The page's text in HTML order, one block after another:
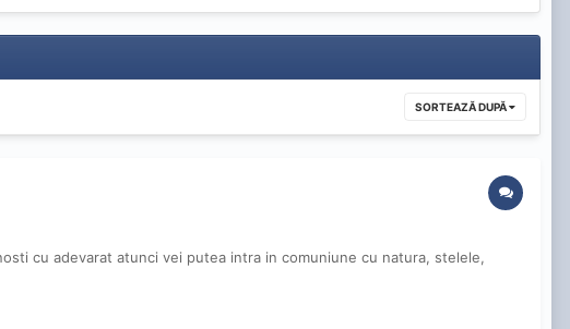
SORTEAZĂ DUPĂ
cu adevarat atunci vei putea intra in comuniune cu natura, stelele,